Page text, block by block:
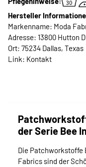
Hersteller
Markenname: Moda
Adresse: 13800 Hutton
Ort: 75234 Dallas, Texas
Link: Kontakt
der Serie Bee
Die Patchworkstoffe
Fabrics sind der